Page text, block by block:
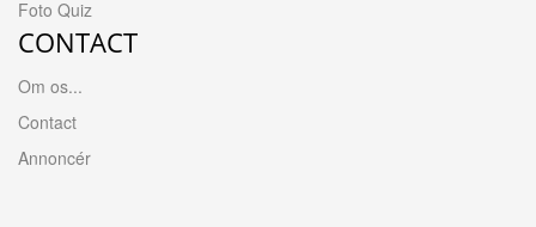
Foto Quiz
CONTACT
Om os...
Contact
Annoncér